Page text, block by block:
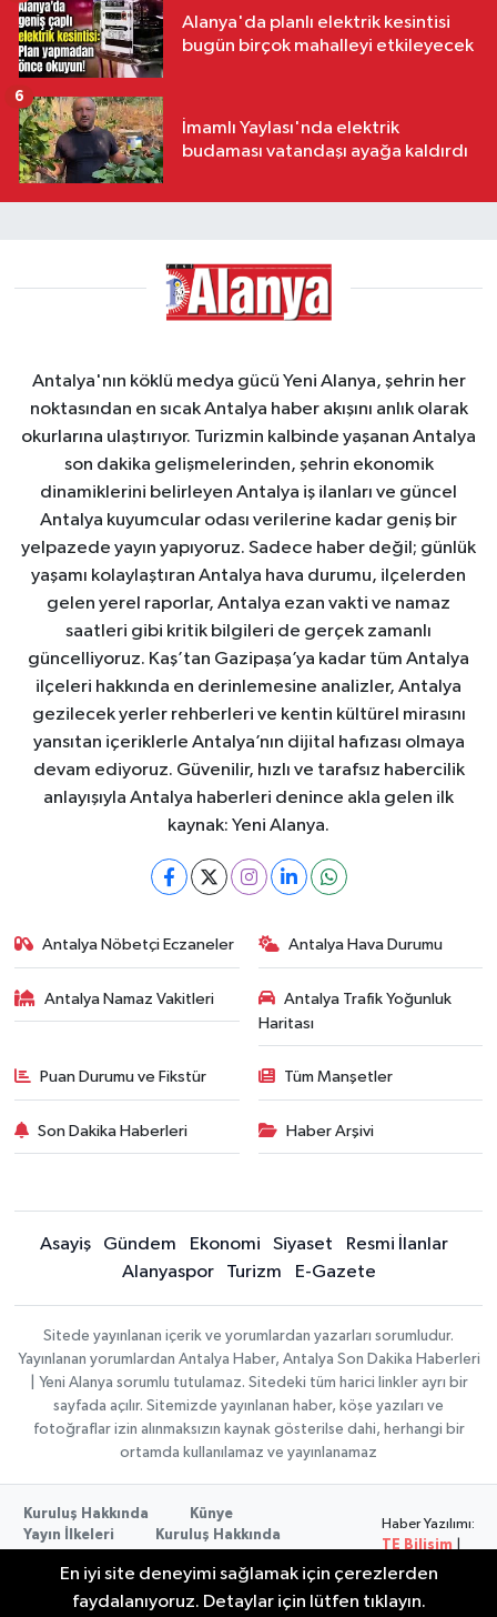
Alanya'da planlı elektrik kesintisi
bugün birçok mahalleyi etkileyecek
İmamlı Yaylası'nda elektrik
budaması vatandaşı ayağa kaldırdı
6
Antalya'nın köklü medya gücü Yeni Alanya, şehrin her
noktasından en sıcak Antalya haber akışını anlık olarak
okurlarına ulaştırıyor. Turizmin kalbinde yaşanan Antalya
son dakika gelişmelerinden, şehrin ekonomik
dinamiklerini belirleyen Antalya iş ilanları ve güncel
Antalya kuyumcular odası verilerine kadar geniş bir
yelpazede yayın yapıyoruz. Sadece haber değil; günlük
yaşamı kolaylaştıran Antalya hava durumu, ilçelerden
gelen yerel raporlar, Antalya ezan vakti ve namaz
saatleri gibi kritik bilgileri de gerçek zamanlı
güncelliyoruz. Kaş’tan Gazipaşa’ya kadar tüm Antalya
ilçeleri hakkında en derinlemesine analizler, Antalya
gezilecek yerler rehberleri ve kentin kültürel mirasını
yansıtan içeriklerle Antalya’nın dijital hafızası olmaya
devam ediyoruz. Güvenilir, hızlı ve tarafsız habercilik
anlayışıyla Antalya haberleri denince akla gelen ilk
kaynak: Yeni Alanya.
Antalya Nöbetçi Eczaneler Antalya Hava Durumu
Antalya Namaz Vakitleri
Antalya Trafik Yoğunluk
Haritası
Puan Durumu ve Fikstür Tüm Manşetler
Son Dakika Haberleri Haber Arşivi
Asayiş Gündem Ekonomi Siyaset
Resmi İlanlar
Alanyaspor
Turizm E-Gazete
Sitede yayınlanan içerik ve yorumlardan yazarları sorumludur.
Yayınlanan yorumlardan Antalya Haber, Antalya Son Dakika Haberleri
| Yeni Alanya sorumlu tutulamaz. Sitedeki tüm harici linkler ayrı bir
sayfada açılır. Sitemizde yayınlanan haber, köşe yazıları ve
fotoğraflar izin alınmaksızın kaynak gösterilse dahi, herhangi bir
ortamda kullanılamaz ve yayınlanamaz
Kuruluş Hakkında
Künye
Yayın İlkeleri
Kuruluş Hakkında
Kullanım Şartları
Haber Yazılımı:
TE Bilişim
Copyright ©
En iyi site deneyimi sağlamak için çerezlerden
faydalanıyoruz. Detaylar için lütfen tıklayın.